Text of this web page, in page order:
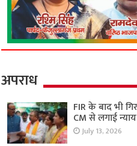
अपराध
FIR के बाद भी
CM से लगाई
July 13, 2026